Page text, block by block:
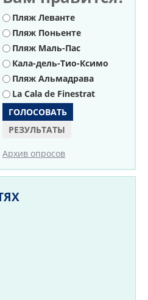
Варианты
Пляж Леванте
Пляж Поньенте
Пляж Маль-Пас
Кала-дель-Тио-Ксимо
Пляж Альмадрава
La Cala de Finestrat
РЕЗУЛЬТАТЫ
Архив опросов